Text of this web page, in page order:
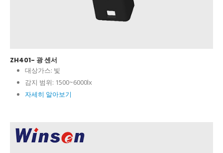
ZH401- 광 센서
대상가스: 빛
감지 범위: 1500~6000lx
자세히 알아보기